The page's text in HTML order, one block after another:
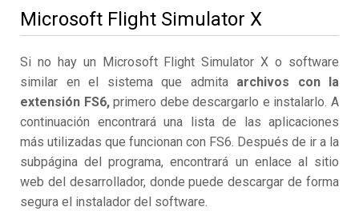
Microsoft Flight Simulator X
Si no hay un Microsoft Flight Simulator X o software
similar en el sistema que admita archivos con la
extensión FS6,primero debe descargarlo e instalarlo. A
continuación encontrará una lista de las aplicaciones
más utilizadas que funcionan con FS6. Después de ir a la
subpágina del programa, encontrará un enlace al sitio
web del desarrollador, donde puede descargar de forma
segura el instalador del software.